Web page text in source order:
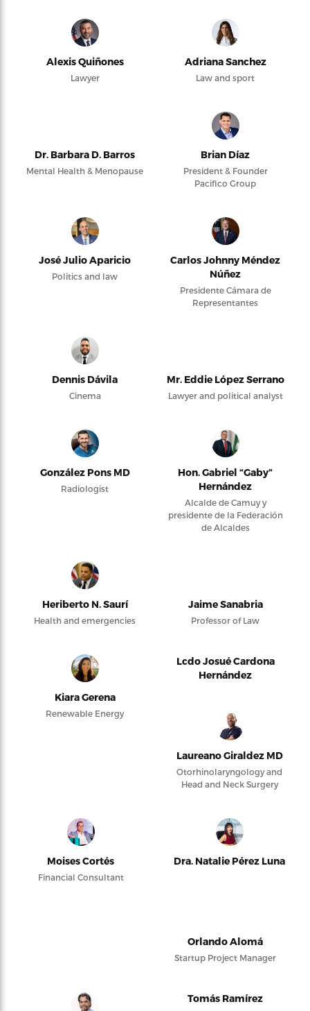
Alexis Quiñones
Lawyer
Adriana Sanchez
Law and sport
Dr. Barbara D. Barros
Mental Health & Menopause
Brian Díaz
President & Founder
Pacifico Group
José Julio Aparicio
Politics and law
Carlos Johnny Méndez
Núñez
Presidente Cámara de
Representantes
Dennis Dávila
Cinema
Mr. Eddie López Serrano
Lawyer and political analyst
González Pons MD
Radiologist
Hon. Gabriel “Gaby”
Hernández
Alcalde de Camuy y
presidente de la Federación
de Alcaldes
Heriberto N. Saurí
Health and emergencies
Jaime Sanabria
Professor of Law
Kiara Gerena
Renewable Energy
Lcdo Josué Cardona
Hernández
Laureano Giraldez MD
Otorhinolaryngology and
Head and Neck Surgery
Moises Cortés
Financial Consultant
Dra. Natalie Pérez Luna
Orlando Alomá
Startup Project Manager
Tomás Ramírez